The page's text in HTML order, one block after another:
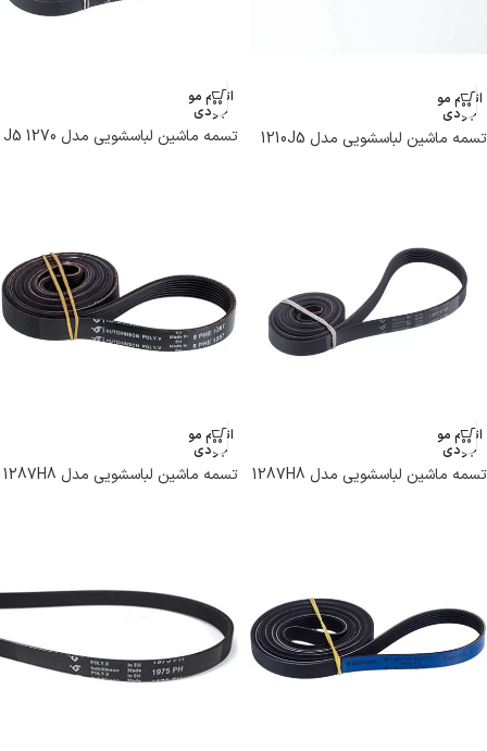
اتمام مو
جودی
تسمه ماشین لباسشویی مدل 1210J5
اتمام مو
جودی
تسمه ماشین لباسشویی مدل 1270 J5
اتمام مو
جودی
تسمه ماشین لباسشویی مدل 1287H8
اتمام مو
جودی
تسمه ماشین لباسشویی مدل 1287H8